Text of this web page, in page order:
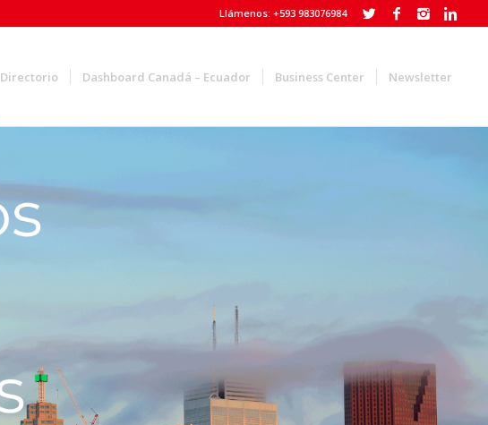
Llámenos: +593 983076984
Directorio Dashboard Canadá – Ecuador Business Center Newsletter